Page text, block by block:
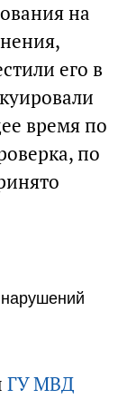
на
его в
время по
по
ГУ МВД